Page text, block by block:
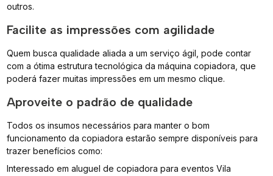
outros.
Facilite as impressões com agilidade
Quem busca qualidade aliada a um serviço ágil, pode contar
com a ótima estrutura tecnológica da máquina copiadora, que
poderá fazer muitas impressões em um mesmo clique.
Aproveite o padrão de qualidade
Todos os insumos necessários para manter o bom
funcionamento da copiadora estarão sempre disponíveis para
trazer benefícios como:
Interessado em aluguel de copiadora para eventos Vila